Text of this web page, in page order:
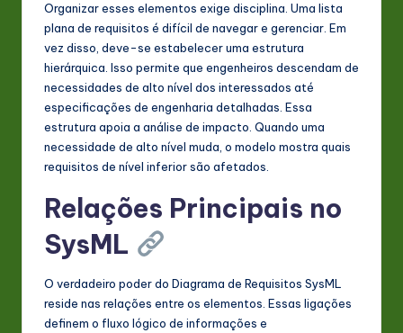
Organizar esses elementos exige disciplina. Uma lista
plana de requisitos é difícil de navegar e gerenciar. Em
vez disso, deve-se estabelecer uma estrutura
hierárquica. Isso permite que engenheiros descendam de
necessidades de alto nível dos interessados até
especificações de engenharia detalhadas. Essa
estrutura apoia a análise de impacto. Quando uma
necessidade de alto nível muda, o modelo mostra quais
requisitos de nível inferior são afetados.
Relações Principais no
SysML
O verdadeiro poder do Diagrama de Requisitos SysML
reside nas relações entre os elementos. Essas ligações
definem o fluxo lógico de informações e